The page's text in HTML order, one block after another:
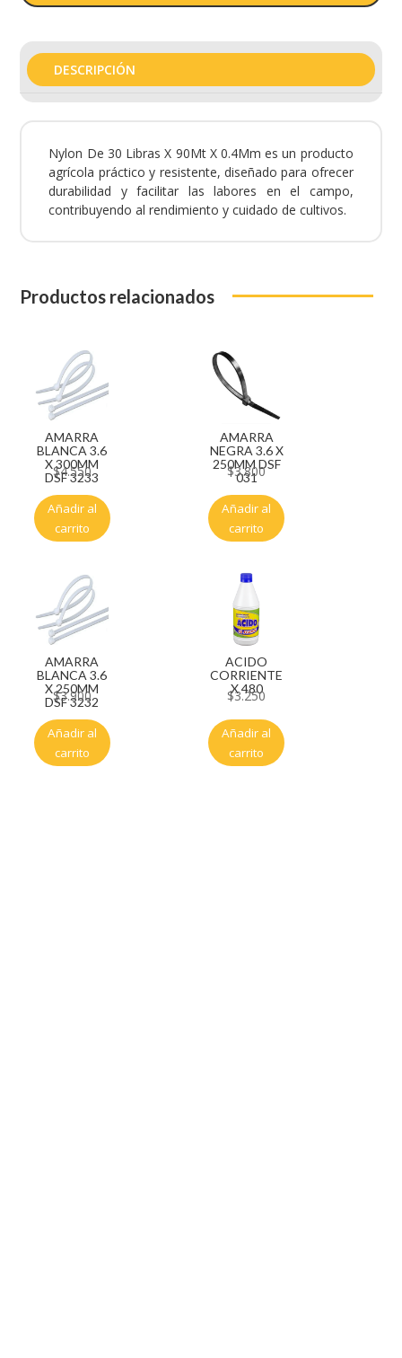
DESCRIPCIÓN
Nylon De 30 Libras X 90Mt X 0.4Mm es un producto
agrícola práctico y resistente, diseñado para ofrecer
durabilidad y facilitar las labores en el campo,
contribuyendo al rendimiento y cuidado de cultivos.
Productos relacionados
AMARRA
BLANCA 3.6
X 300MM
DSF 3233
$4.550
Añadir al
carrito
AMARRA
NEGRA 3.6 X
250MM DSF
031
$3.800
Añadir al
carrito
AMARRA
BLANCA 3.6
X 250MM
DSF 3232
$3.900
Añadir al
carrito
ACIDO
CORRIENTE
X 480
$3.250
Añadir al
carrito